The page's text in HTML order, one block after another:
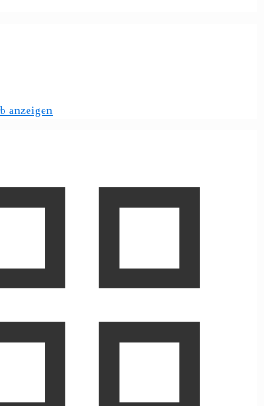
anzeigen